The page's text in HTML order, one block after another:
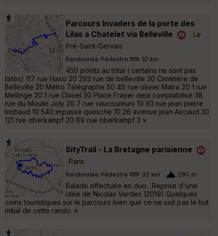
Parcours Invaders de la porte des
Lilas a Chatelet via Belleville
Le
Pré-Saint-Gervais
Randonnée Pédestre 10 km
450 points au total ( certains ne sont pas
listés) 117 rue Haxo 20 293 rue de belleville 30 Cimetière de
Belleville 20 Métro Télégraphe 50 46 rue olivier Matra 20 1 rue
Mellinge 20 1 rue Clavel 30 Place Frayer deja comptabilisé 38
rue du Moulin Joly 20 7 rue vaucouleurs 10 93 rue jean pierre
timbaud 10 540 impasse quesche 10 26 avenue jean Aircaud 30
121 rue oberkampf 20 89 rue oberkampf 3 »
SityTrail - La Bretagne parisienne
Paris
Randonnée Pédestre 32 km 290 m
Balade effectuée en duo . Reprise d'une
idée de Nicolas Verdes (2019) Quelques
coins touristiques sur le parcours bien que ce ne soit pas le but
initial de cette rando. »